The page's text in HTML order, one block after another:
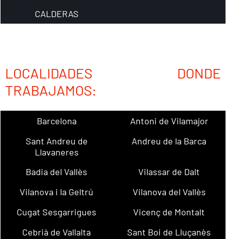
CALDERAS
LOCALIDADES DONDE
TRABAJAMOS:
Barcelona
Antoni de Vilamajor
Sant Andreu de
Llavaneres
Andreu de la Barca
Badia del Vallès
Vilassar de Dalt
Vilanova i la Geltrú
Vilanova del Vallès
Cugat Sesgarrigues
Vicenç de Montalt
Cebrià de Vallalta
Sant Boi de Lluçanès